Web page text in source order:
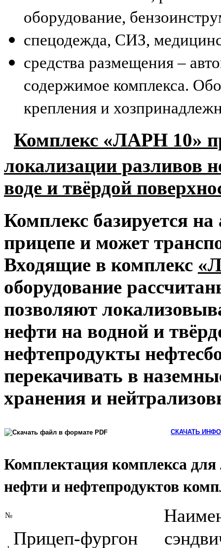
оборудование,
спецодежда, СИЗ,
средства размещения –
содержимое комплекса.
крепления и
Комплекс «ЛАРН 10»
локализации разливов
воде и твёрдой
Комплекс базируется
прицепе и может
Входящие в комплекс
оборудование
позволяют
нефти на водной и
нефтепродукты
перекачивать в
хранения и
СКАЧАТЬ
Комплектация комплекса
нефти и нефтепродуктов
№
Прицеп-фургон